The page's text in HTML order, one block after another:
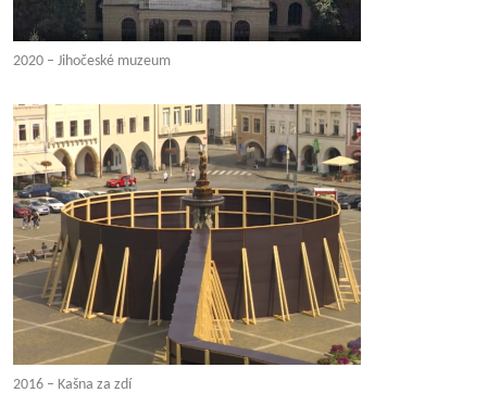
2020 – Jihočeské muzeum
2016 – Kašna za zdí